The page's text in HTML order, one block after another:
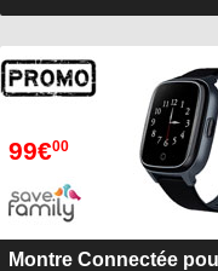
99€00
Montre Connectée